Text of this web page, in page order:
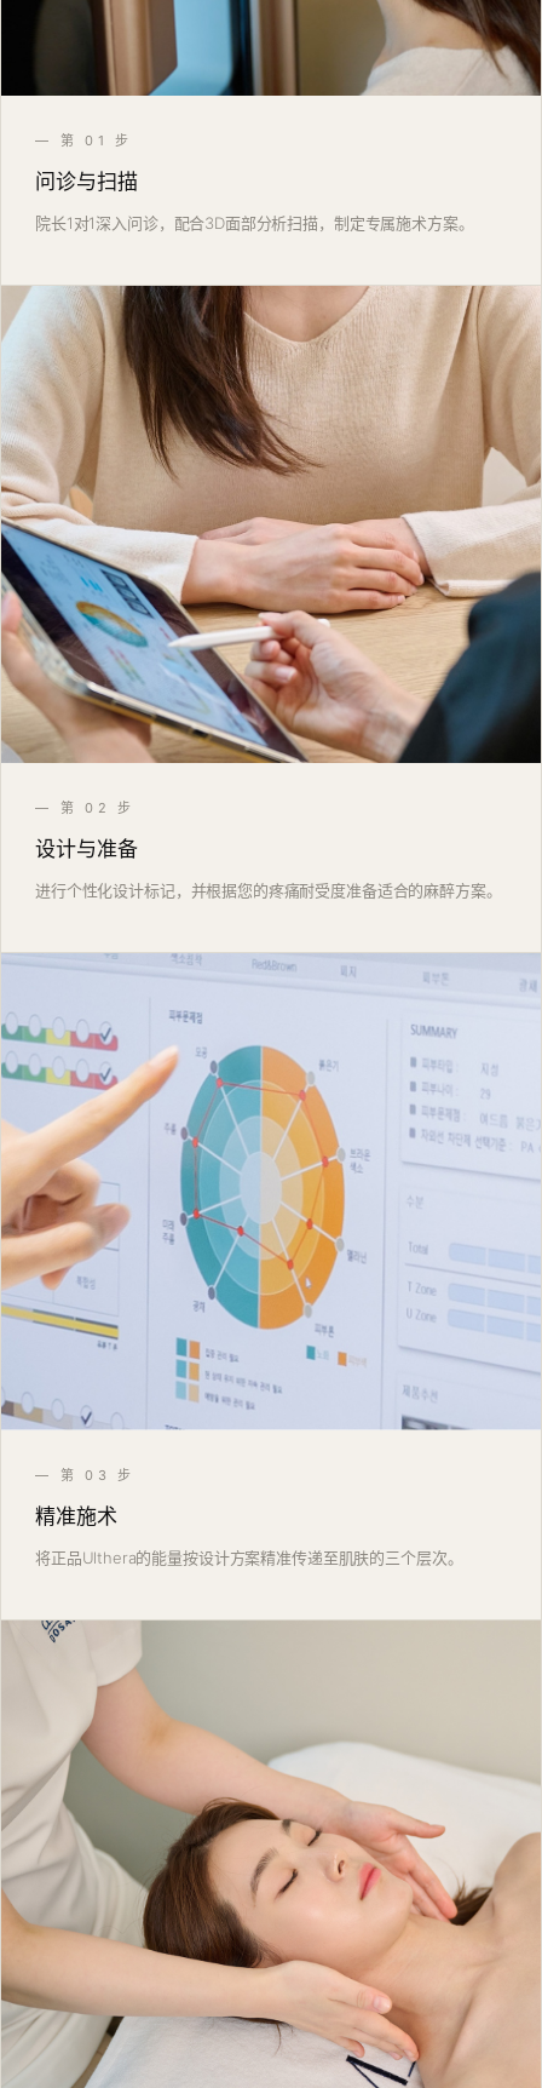
— 第 01 步
问诊与扫描
院长1对1深入问诊，配合3D面部分析扫描，制定专属施术方案。
— 第 02 步
设计与准备
进行个性化设计标记，并根据您的疼痛耐受度准备适合的麻醉方案。
— 第 03 步
精准施术
将正品Ulthera的能量按设计方案精准传递至肌肤的三个层次。